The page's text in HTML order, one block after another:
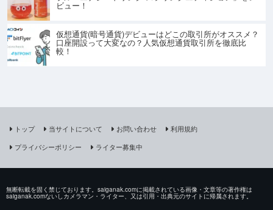
ビュー！
仮想通貨(暗号通貨)デビューはどこの取引所がオススメ？
口座開設って大変なの？人気仮想通貨取引所を徹底比
較！
トップ 当サイトについて お問い合わせ
利用規約
プライバシーポリシー
ライター募集中
無断転載を固く禁じております。saiganak.comに掲載されている画像・文章等の著作権は
saiganak.comないしカメラマン・ライター、又は引用・出典元のサイトに帰属されます。